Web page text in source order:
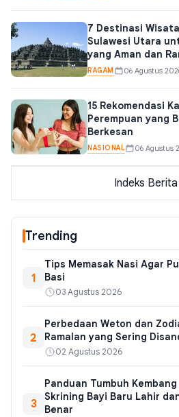
7 Destinasi
Sulawesi Utara
yang Aman dan
RAGAM 06 Agustus
15 Rekomendasi
Perempuan yang
Berkesan
NASIONAL 06 Agustus
Indeks
Trending
1
Tips Memasak Nasi Agar
Basi
03 Agustus 2026
2
Perbedaan Weton dan
Ramalan yang Sering
02 Agustus 2026
3
Panduan Tumbuh
Skrining Bayi Baru Lahir
Benar